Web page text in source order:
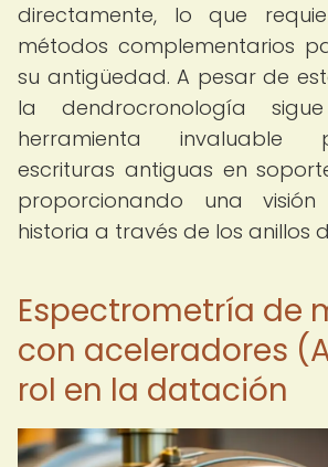
directamente, lo que
métodos complementarios
su antigüedad. A pesar de
la dendrocronología
herramienta invaluable
escrituras antiguas en
proporcionando una
historia a través de los anillos
Espectrometría de
con aceleradores
rol en la datación